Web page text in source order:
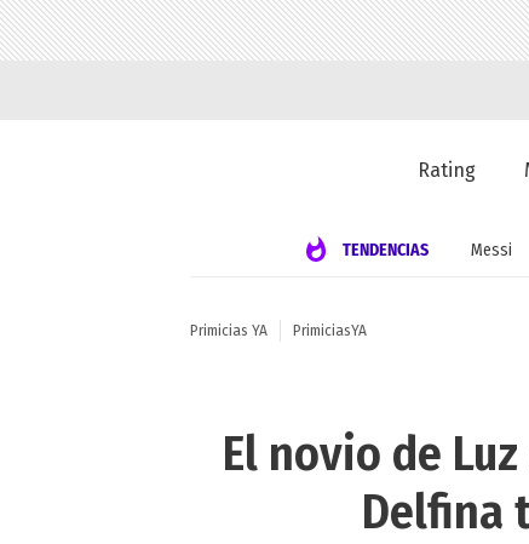
Rating
TENDENCIAS Messi
Primicias YA PrimiciasYA
El novio de
Delfina